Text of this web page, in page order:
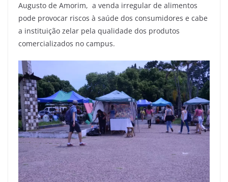
Augusto de Amorim, a venda irregular de alimentos
pode provocar riscos à saúde dos consumidores e cabe
a instituição zelar pela qualidade dos produtos
comercializados no campus.